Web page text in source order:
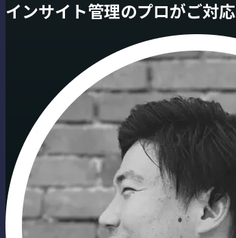
インサイト管理のプロがご対応